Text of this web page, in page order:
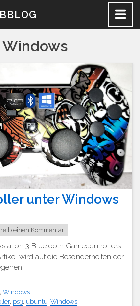
Windows
unter Windows
einen Kommentar
3 Bluetooth Gamecontrollers
wird auf die Besonderheiten der
, Windows
, ps3, ubuntu, Windows